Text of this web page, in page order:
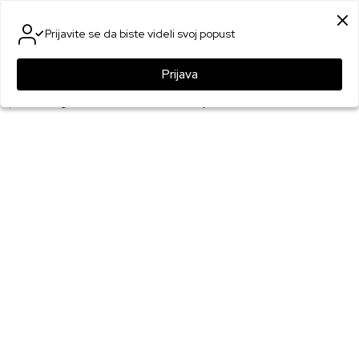
Games Online Shop Proizvodi Merchandise
Funko POP! figure
Prijavite se da biste videli svoj popust
Prijava